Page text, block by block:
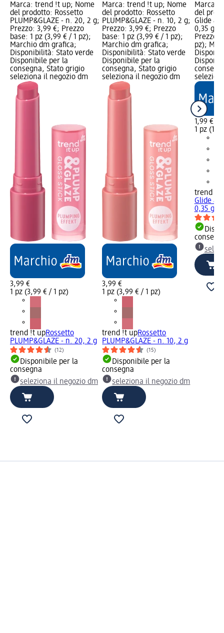
Marca: trend !t up; Nome
del prodotto: Rossetto
PLUMP&GLAZE - n. 20, 2 g;
Prezzo: 3,99 €; Prezzo
base: 1 pz (3,99 € / 1 pz);
Marchio dm grafica;
Disponibilità: Stato verde
Disponibile per la
consegna, Stato grigio
seleziona il negozio dm
3,99 €
1 pz (3,99 € / 1 pz)
trend !t upRossetto
PLUMP&GLAZE - n. 20, 2 g
(12)
Disponibile per la
consegna
seleziona il negozio dm
Marca: trend !t up; Nome
del prodotto: Rossetto
PLUMP&GLAZE - n. 10, 2 g;
Prezzo: 3,99 €; Prezzo
base: 1 pz (3,99 € / 1 pz);
Marchio dm grafica;
Disponibilità: Stato verde
Disponibile per la
consegna, Stato grigio
seleziona il negozio dm
3,99 €
1 pz (3,99 € / 1 pz)
trend !t upRossetto
PLUMP&GLAZE - n. 10, 2 g
(15)
Disponibile per la
consegna
seleziona il negozio dm
Marca:
del
Glide &
0,35 g;
Prezzo
pz);
1,99 €
1 pz
trend !t
Glide &
0,35 g